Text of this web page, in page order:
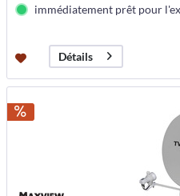
immédiatement prêt pour
Détails